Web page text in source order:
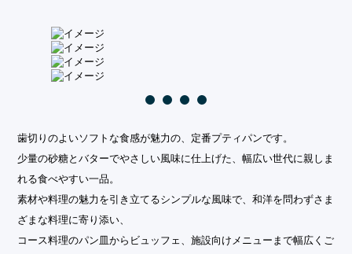
歯切りのよいソフトな食感が魅力の、定番プティパンです。
少量の砂糖とバターでやさしい風味に仕上げた、幅広い世代に親しま
れる食べやすい一品。
素材や料理の魅力を引き立てるシンプルな風味で、和洋を問わずさま
ざまな料理に寄り添い、
コース料理のパン皿からビュッフェ、施設向けメニューまで幅広くご